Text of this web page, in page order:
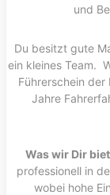
und
Du besitzt gute
ein kleines Team.
Führerschein
Jahre
Was wir Dir
professionell in
wobei hohe